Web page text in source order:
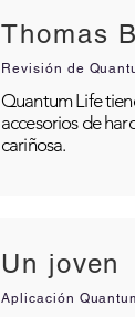
Thomas
Revisión de
Quantum Life
accesorios de
cariñosa.
Un joven
Aplicación